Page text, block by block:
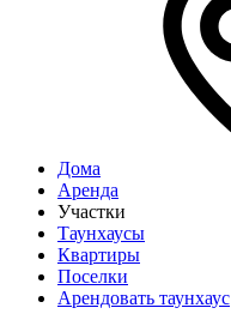
Дома
Аренда
Участки
Таунхаусы
Квартиры
Поселки
Арендовать таунхаус